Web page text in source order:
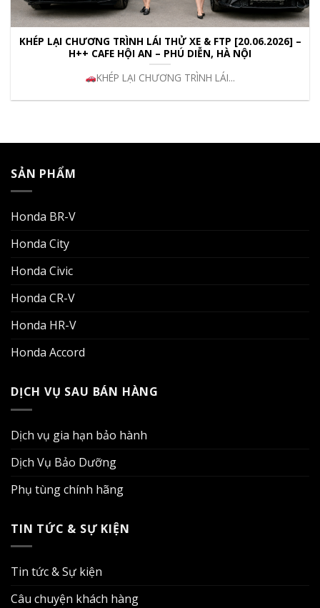
KHÉP LẠI CHƯƠNG TRÌNH LÁI THỬ XE & FTP [20.06.2026] –
H++ CAFE HỘI AN – PHÚ DIỄN, HÀ NỘI
KHÉP LẠI CHƯƠNG TRÌNH LÁI...
SẢN PHẨM
Honda BR-V
Honda City
Honda Civic
Honda CR-V
Honda HR-V
Honda Accord
DỊCH VỤ SAU BÁN HÀNG
Dịch vụ gia hạn bảo hành
Dịch Vụ Bảo Dưỡng
Phụ tùng chính hãng
TIN TỨC & SỰ KIỆN
Tin tức & Sự kiện
Câu chuyện khách hàng